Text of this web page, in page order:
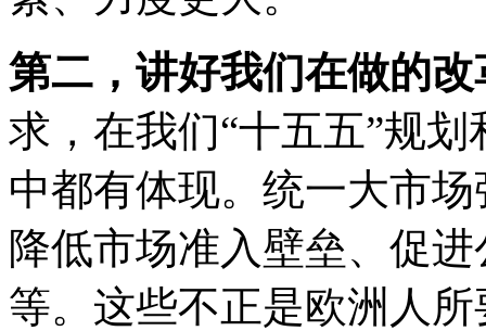
第二，讲好我们在做的改
求，在我们“十五五”规
中都有体现。统一大市
降低市场准入壁垒、促
等。这些不正是欧洲人